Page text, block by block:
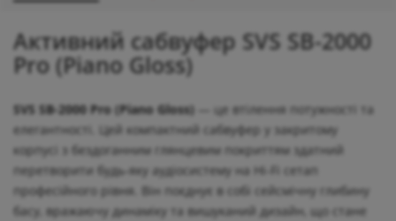
Активний сабвуфер SVS SB-2000
Pro (Piano Gloss)
SVS SB-2000 Pro (Piano Gloss) — це втілення потужності та
елегантності. Цей компактний сабвуфер у закритому
корпусі з бездоганним глянцевим покриттям здатний
перетворити будь-яку аудіосистему на Hi-Fi сетап
професійного рівня. Він поєднує в собі сейсмічну глибину
басу, вражаючу динаміку та вишуканий дизайн, що стане